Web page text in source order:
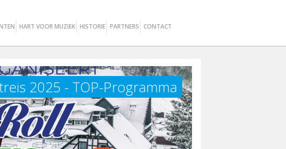
HART VOOR MUZIEK HISTORIE PARTNERS CONTACT
2025 - TOP-Programma